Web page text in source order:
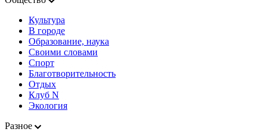
Культура
В городе
Образование, наука
Своими словами
Спорт
Благотворительность
Отдых
Клуб N
Экология
Разное